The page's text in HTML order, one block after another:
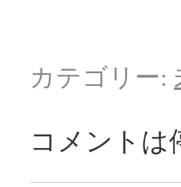
カテゴリー:
コメントは